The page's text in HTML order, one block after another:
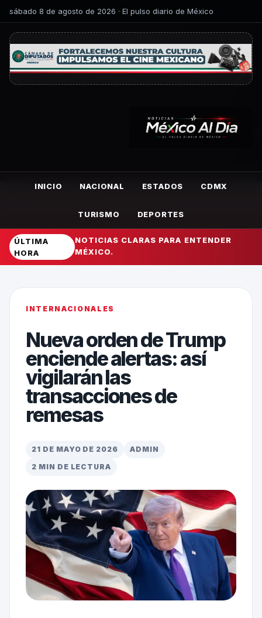
sábado 8 de agosto de 2026 · El pulso diario de México
INICIO NACIONAL ESTADOS CDMX
TURISMO DEPORTES
ÚLTIMA
HORA
NOTICIAS CLARAS PARA ENTENDER
MÉXICO.
INTERNACIONALES
Nueva orden de Trump
enciende alertas: así
vigilarán las
transacciones de
remesas
21 DE MAYO DE 2026
ADMIN
2 MIN DE LECTURA